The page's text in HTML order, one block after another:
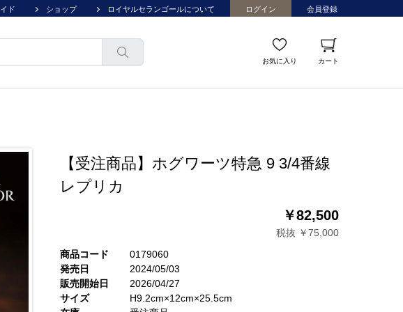
ド ショップ ロイヤルセランゴールについて ログイン 会員登録
お気に入り カート
【受注商品】ホグワーツ特急 9 3/4番線
レプリカ
￥82,500
税抜 ￥75,000
商品コード
0179060
発売日
2024/05/03
販売開始日
2026/04/27
サイズ
H9.2cm×12cm×25.5cm